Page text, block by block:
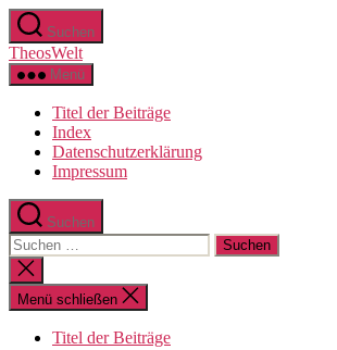
Zum
Inhalt
springen
Suchen
TheosWelt
Menü
Titel der Beiträge
Index
Datenschutzerklärung
Impressum
Suchen
Suchen
nach:
Suche
schließen
Menü schließen
Titel der Beiträge